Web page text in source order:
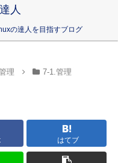
人
の達人を目指すブログ
理 7-1.管理
はてブ